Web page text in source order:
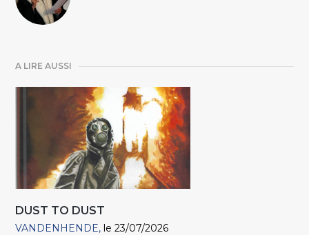
A LIRE AUSSI
DUST TO DUST
VANDENHENDE le 23/07/2026